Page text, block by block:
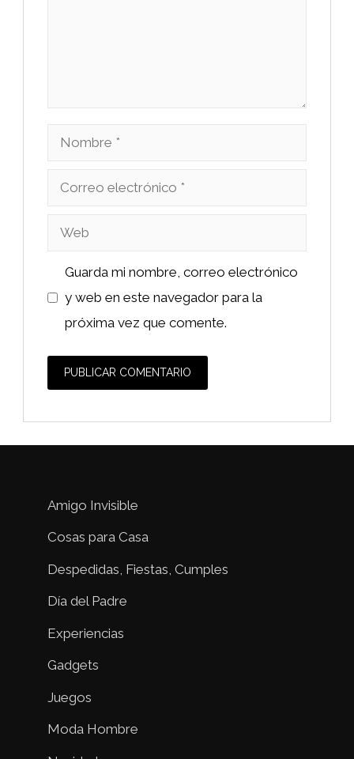
Nombre
Correo
Web
Guarda mi nombre, correo electrónico
y web en este navegador para la
próxima vez que comente.
Amigo Invisible
Cosas para Casa
Despedidas, Fiestas, Cumples
Día del Padre
Experiencias
Gadgets
Juegos
Moda Hombre